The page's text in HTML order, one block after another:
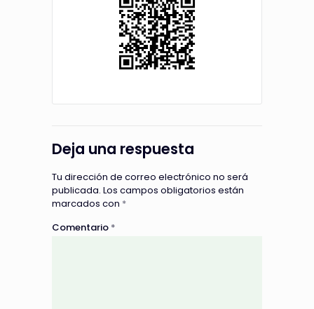
Deja una respuesta
Tu dirección de correo electrónico no será
publicada. Los campos obligatorios están
marcados con *
Comentario *